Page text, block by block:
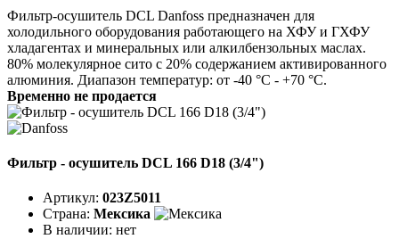
Фильтр-осушитель DCL Danfoss предназначен для
холодильного оборудования работающего на ХФУ и ГХФУ
хладагентах и минеральных или алкилбензольных маслах.
80% молекулярное сито с 20% содержанием активированного
алюминия. Диапазон температур: от -40 °C - +70 °C.
Временно не продается
Фильтр - осушитель DCL 166 D18 (3/4")
Артикул: 023Z5011
Страна: Мексика
В наличии: нет